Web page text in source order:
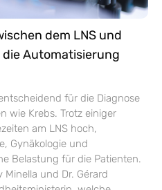
dem LNS und
Automatisierung
für die Diagnose
wie Krebs. Trotz einiger
am LNS hoch,
Gynäkologie und
Belastung für die Patienten.
und Dr. Gérard